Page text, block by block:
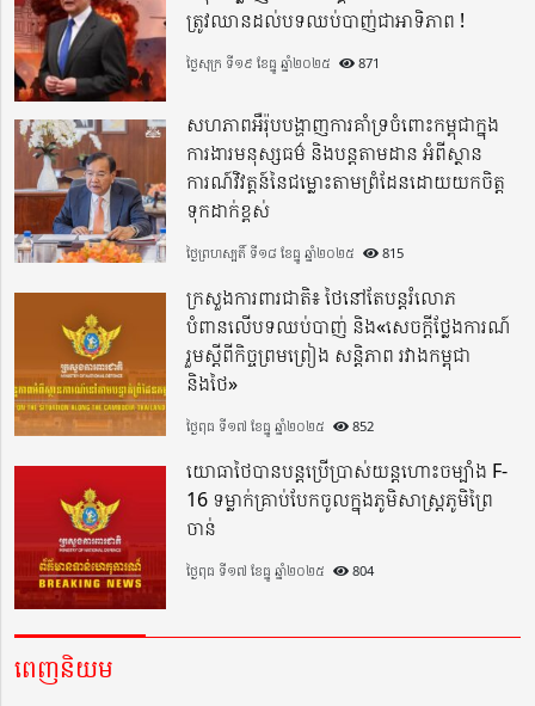
ត្រូវឈានដល់បទឈប់បាញ់ជាអាទិភាព !
ថ្ងៃសុក្រ ទី១៩ ខែធ្នូ ឆ្នាំ២០២៥ 871
សហភាពអឺរ៉ុបបង្ហាញការគាំទ្រចំពោះកម្ពុជាក្នុង
ការងារមនុស្សធម៌ និងបន្តតាមដាន អំពីស្ថាន
ការណ៍វិវត្តន៍នៃជម្លោះតាមព្រំដែនដោយយកចិត្ត
ទុកដាក់ខ្ពស់
ថ្ងៃព្រហស្បតិ៍ ទី១៨ ខែធ្នូ ឆ្នាំ២០២៥ 815
ក្រសួងការពារជាតិ៖ ថៃនៅតែបន្តរំលោភ
បំពានលើបទឈប់បាញ់ និង«សេចក្តីថ្លែងការណ៍
រួមស្តីពីកិច្ចព្រមព្រៀង សន្តិភាព រវាងកម្ពុជា
និងថៃ»
ថ្ងៃពុធ ទី១៧ ខែធ្នូ ឆ្នាំ២០២៥ 852
យោធាថៃបានបន្តប្រើប្រាស់យន្តហោះចម្បាំង F-
16 ទម្លាក់គ្រាប់បែកចូលក្នុងភូមិសាស្ត្រភូមិព្រៃ
ចាន់
ថ្ងៃពុធ ទី១៧ ខែធ្នូ ឆ្នាំ២០២៥ 804
ពេញនិយម